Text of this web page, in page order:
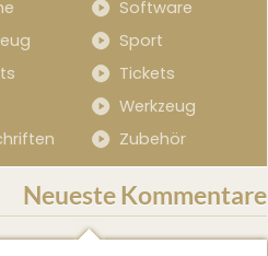
Software
Sport
Tickets
Werkzeug
Zubehör
Neueste Kommentare